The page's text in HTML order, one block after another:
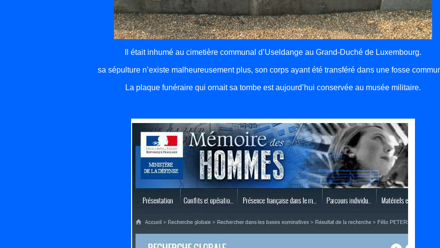
Il était inhumé au cimetière communal d’Useldange au Grand-Duché de Luxembourg.
sa sépulture n’existe malheureusement plus, son corps ayant été transféré dans une fosse
La plaque funéraire qui ornait sa tombe est aujourd’hui conservée au musée militaire.